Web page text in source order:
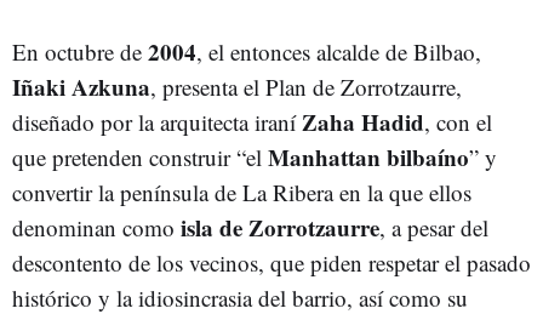
En octubre de 2004, el entonces alcalde de Bilbao,
Iñaki Azkuna, presenta el Plan de Zorrotzaurre,
diseñado por la arquitecta iraníZaha Hadid, con el
que pretenden construir “el Manhattan bilbaíno” y
convertir la península de La Ribera en la que ellos
denominan como isla de Zorrotzaurre, a pesar del
descontento de los vecinos, que piden respetar el pasado
histórico y la idiosincrasia del barrio, así como su